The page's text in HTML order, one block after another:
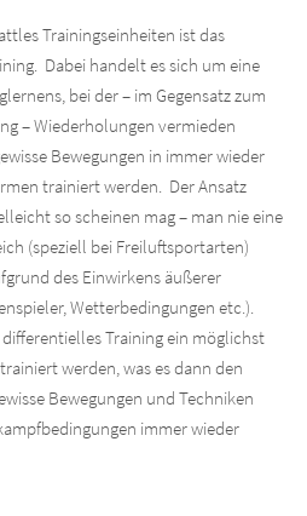
Trainingseinheiten ist das
Dabei handelt es sich um eine
bei der – im Gegensatz zum
– Wiederholungen vermieden
Bewegungen in immer wieder
trainiert werden. Der Ansatz
so scheinen mag – man nie eine
(speziell bei Freiluftsportarten)
des Einwirkens äußerer
Wetterbedingungen etc.).
Training ein möglichst
werden, was es dann den
Bewegungen und Techniken
immer wieder